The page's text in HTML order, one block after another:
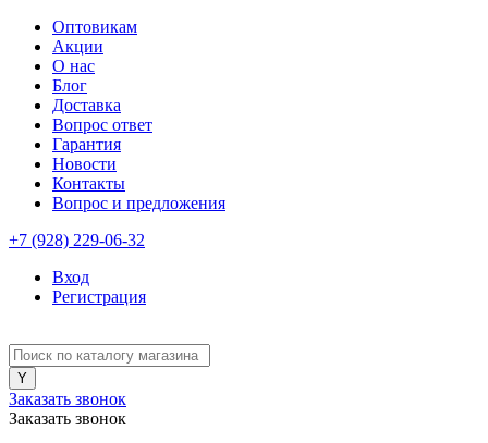
Оптовикам
Акции
О нас
Блог
Доставка
Вопрос ответ
Гарантия
Новости
Контакты
Вопрос и предложения
+7 (928) 229-06-32
Вход
Регистрация
Заказать звонок
Заказать звонок